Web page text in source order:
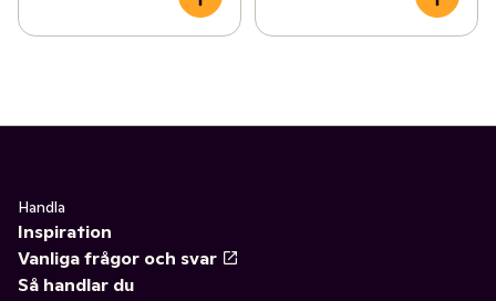
Handla
Inspiration
Vanliga frågor och svar
Så handlar du